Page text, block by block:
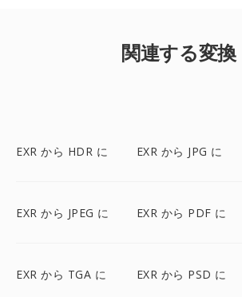
関連する変換
EXR から HDR に EXR から JPG に
EXR から JPEG に EXR から PDF に
EXR から TGA に EXR から PSD に